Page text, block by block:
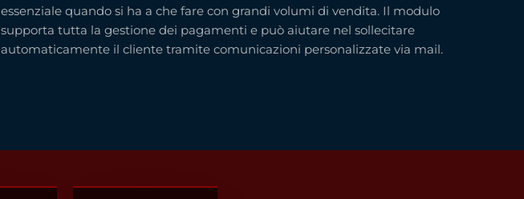
essenziale quando si ha a che fare con grandi volumi di vendita. Il modulo
supporta tutta la gestione dei pagamenti e può aiutare nel sollecitare
automaticamente il cliente tramite comunicazioni personalizzate via mail.